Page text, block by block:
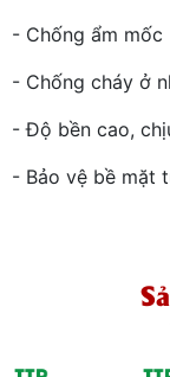
- Chống ẩm mốc
- Chống cháy ở
- Độ bền cao,
- Bảo vệ bề mặt